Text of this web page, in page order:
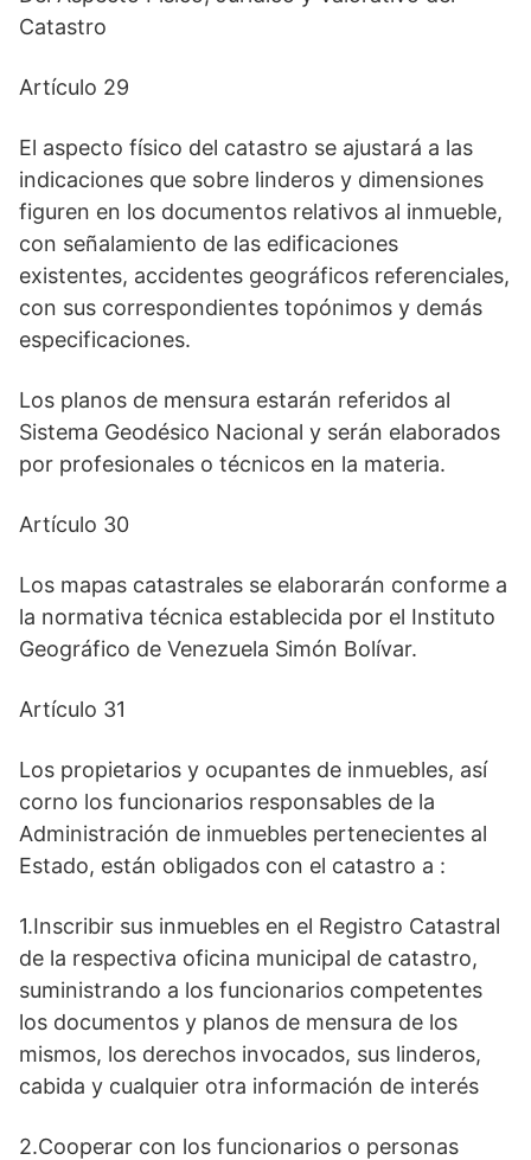
Catastro
Artículo 29
El aspecto físico del catastro se ajustará a las
indicaciones que sobre linderos y dimensiones
figuren en los documentos relativos al inmueble,
con señalamiento de las edificaciones
existentes, accidentes geográficos referenciales,
con sus correspondientes topónimos y demás
especificaciones.
Los planos de mensura estarán referidos al
Sistema Geodésico Nacional y serán elaborados
por profesionales o técnicos en la materia.
Artículo 30
Los mapas catastrales se elaborarán conforme a
la normativa técnica establecida por el Instituto
Geográfico de Venezuela Simón Bolívar.
Artículo 31
Los propietarios y ocupantes de inmuebles, así
corno los funcionarios responsables de la
Administración de inmuebles pertenecientes al
Estado, están obligados con el catastro a :
1.Inscribir sus inmuebles en el Registro Catastral
de la respectiva oficina municipal de catastro,
suministrando a los funcionarios competentes
los documentos y planos de mensura de los
mismos, los derechos invocados, sus linderos,
cabida y cualquier otra información de interés
2.Cooperar con los funcionarios o personas